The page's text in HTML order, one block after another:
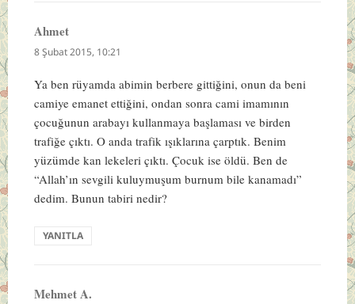
Ahmetdedi
ki:
8 Şubat 2015, 10:21
Ya ben rüyamda abimin berbere gittiğini, onun da beni
camiye emanet ettiğini, ondan sonra cami imamının
çocuğunun arabayı kullanmaya başlaması ve birden
trafiğe çıktı. O anda trafik ışıklarına çarptık. Benim
yüzümde kan lekeleri çıktı. Çocuk ise öldü. Ben de
“Allah’ın sevgili kuluymuşum burnum bile kanamadı”
dedim. Bunun tabiri nedir?
YANITLA
Mehmet A.